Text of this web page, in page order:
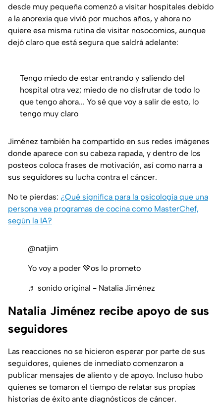
desde muy pequeña comenzó a visitar hospitales debido
a la anorexia que vivió por muchos años, y ahora no
quiere esa misma rutina de visitar nosocomios, aunque
dejó claro que está segura que saldrá adelante:
Tengo miedo de estar entrando y saliendo del
hospital otra vez; miedo de no disfrutar de todo lo
que tengo ahora... Yo sé que voy a salir de esto, lo
tengo muy claro
Jiménez también ha compartido en sus redes imágenes
donde aparece con su cabeza rapada, y dentro de los
posteos coloca frases de motivación, así como narra a
sus seguidores su lucha contra el cáncer.
No te pierdas: ¿Qué significa para la psicología que una
persona vea programas de cocina como MasterChef,
según la IA?
@natjim
Yo voy a poder 💚os lo prometo
♬ sonido original - Natalia Jiménez
Natalia Jiménez recibe apoyo de sus
seguidores
Las reacciones no se hicieron esperar por parte de sus
seguidores, quienes de inmediato comenzaron a
publicar mensajes de aliento y de apoyo. Incluso hubo
quienes se tomaron el tiempo de relatar sus propias
historias de éxito ante diagnósticos de cáncer.